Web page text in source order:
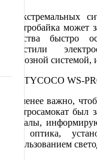
В экстремальных
электробайка может
средства быстро
оснастили
тормозной
Не менее важно,
электросамокат
сигналы,
Вся оптика,
использованием